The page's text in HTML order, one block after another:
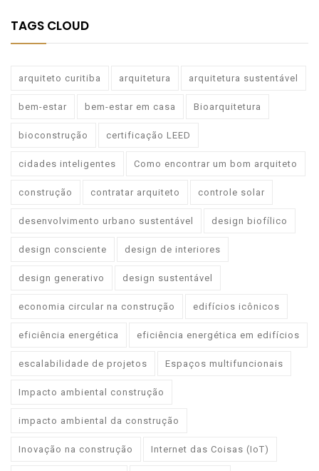
TAGS CLOUD
arquiteto curitiba arquitetura arquitetura sustentável
bem-estar bem-estar em casa Bioarquitetura
bioconstrução certificação LEED
cidades inteligentes Como encontrar um bom arquiteto
construção contratar arquiteto controle solar
desenvolvimento urbano sustentável design biofílico
design consciente design de interiores
design generativo design sustentável
economia circular na construção edifícios icônicos
eficiência energética eficiência energética em edifícios
escalabilidade de projetos Espaços multifuncionais
Impacto ambiental construção
impacto ambiental da construção
Inovação na construção Internet das Coisas (IoT)